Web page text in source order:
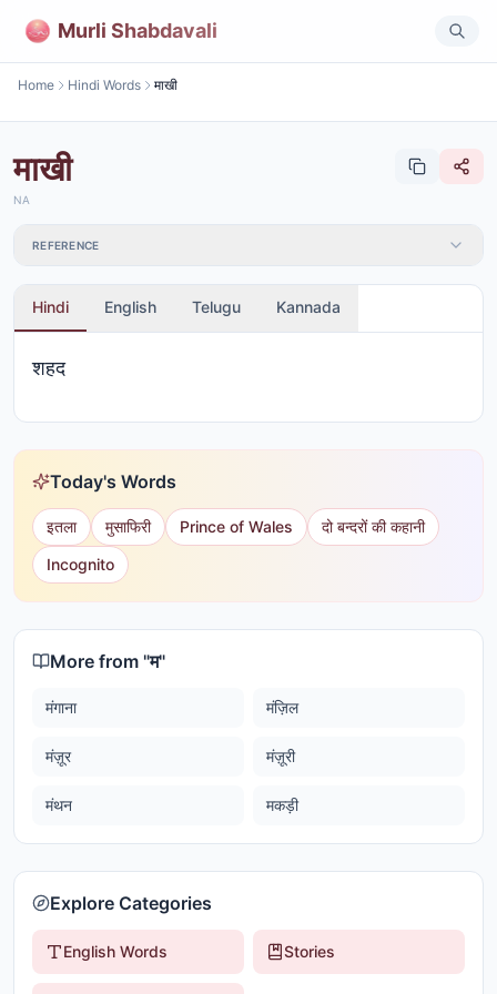
Murli Shabdavali
Home Hindi Words माखी
माखी
NA
REFERENCE
Hindi English Telugu Kannada
शहद
Today's Words
इतला मुसाफिरी Prince of Wales
दो बन्दरों की कहानी
Incognito
More from "म"
मंगाना मंज़िल
मंज़ूर मंज़ूरी
मंथन मकड़ी
Explore Categories
English Words Stories